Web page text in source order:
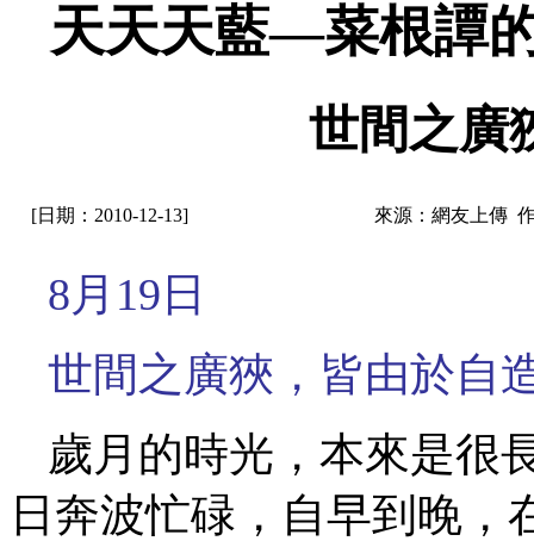
天天天藍—菜根譚
世間之廣
[日期：2010-12-13] 來源：網友上傳
8月19日
世間之廣狹，皆由於自
歲月的時光，本來是很
日奔波忙碌，自早到晚